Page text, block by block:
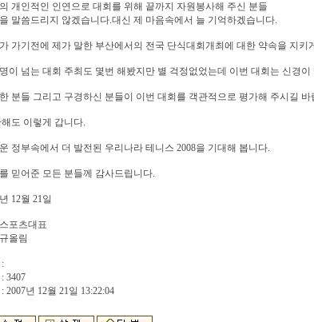
개인적인 인연으로 대회를 위해 끝까지 자원봉사해 주신 분들
말씀드리지 않겠습니다.대신 제 마음속에서 늘 기억하겠습니다.
가기전에 제가 말한 부산에서의 전국 단식대회개최에 대한 약속을 지키
이 넘는 대회 주최도 몇번 해봤지만 별 걱정없었는데 이번 대회는 신경
분들 그리고 구경하신 분들이 이번 대회를 객관적으로 평가해 주시길 바
해도 이렇게 갑니다.
정부속에서 더 발전된 우리나라 테니스 2008을 기대해 봅니다.
믿어준 모든 분들께 감사드립니다.
12월 21일
포츠대표
올림
3407
2007년 12월 21일 13:22:04